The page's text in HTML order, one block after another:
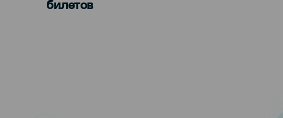
билетов